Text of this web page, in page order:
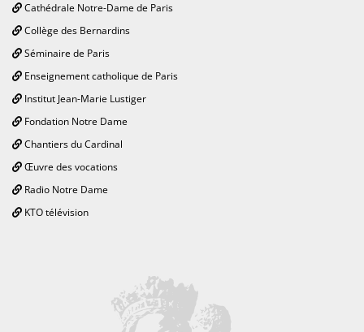
Cathédrale Notre-Dame de Paris
Collège des Bernardins
Séminaire de Paris
Enseignement catholique de Paris
Institut Jean-Marie Lustiger
Fondation Notre Dame
Chantiers du Cardinal
Œuvre des vocations
Radio Notre Dame
KTO télévision